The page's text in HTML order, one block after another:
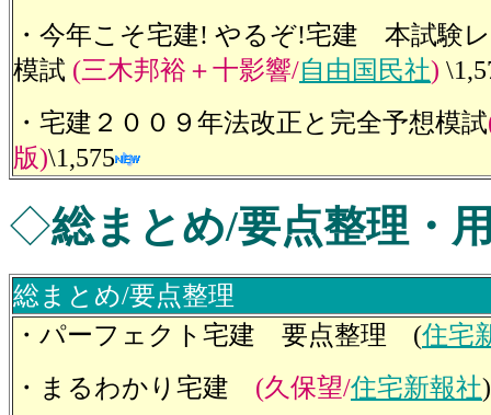
・今年こそ宅建! やるぞ!宅建 本試験
模試 (三木邦裕＋十影響/自由国民社)
・宅建２００９年法改正と完全予想模試
版)\1,575
◇総まとめ/要点整理・
総まとめ/要点整理
・パーフェクト宅建 要点整理 (住宅
・まるわかり宅建 (久保望/住宅新報社